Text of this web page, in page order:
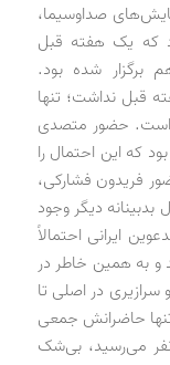
مرکز همایش‌های صداوسیما،
که یک هفته قبل
برگزار شده بود.
قبل نداشت؛ تنها
است. حضور متصدی
که این احتمال را
فریدون فشارکی،
دیگر وجود
ایرانی احتمالاً
و به همین خاطر در
در اصلی تا
حاضرانش جمعی
که اگر بگوییم رقم‌شان به 50 یا 60 نفر می‌رسید، بی‌شک